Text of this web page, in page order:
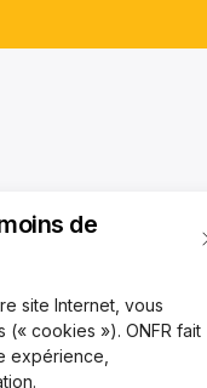
de
site Internet, vous
(« cookies »). ONFR fait
expérience,